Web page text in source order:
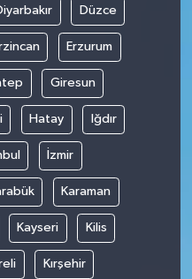
Düzce
Erzurum
Giresun
Hatay Iğdır
İzmir
Karaman
Kayseri Kilis
Kırşehir